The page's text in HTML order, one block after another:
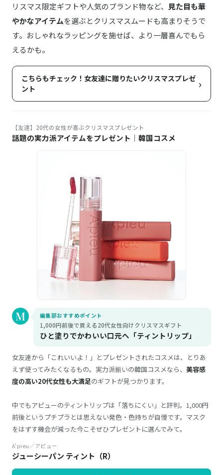
リスマス限定ギフトや人気のブランド物など、 見た目も華
やかなアイテムを選ぶとクリスマスムードも高まりそうで
す。おしゃれなラッピングを施せば、より一層喜んでもら
えるかも。
こちらもチェック！女友達に贈りたいクリスマスプレゼ
ント
›
【友達】20代の女性が喜ぶクリスマスプレゼント
話題の実力派アイテムをプレゼント｜韓国コスメ
編集部おすすめポイント
1,000円前後で買える20代女性向けクリスマスギフト
ひと塗りでかわいい口元へ「ティントリップ」
女友達から「これいいよ！」とプレゼントされたコスメは、とりあ
えず使ってみたくなるもの。実力派揃いの韓国コスメなら、 美容感
度の高い20代女性も大満足のギフトが見つかります。
中でもアピューのティントリップは「落ちにくい」と評判。1,000円
前後というプチプラとは思えない発色・色持ちが自慢です。マスク
をはずす機会が減った今こそぜひプレゼントに選んでみて。
A'pieu／アピュー
ジューシーパン ティント（R）